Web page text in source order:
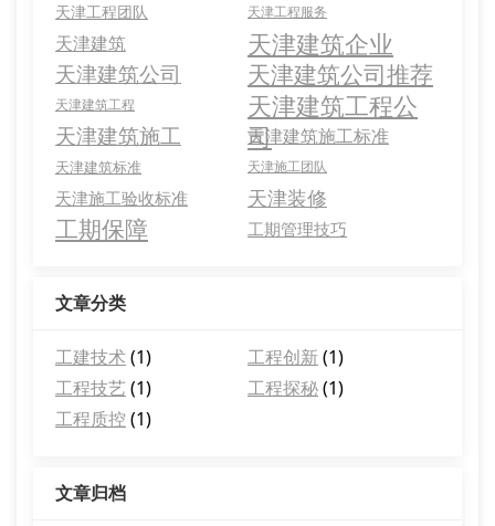
天津工程团队 天津工程服务
天津建筑 天津建筑企业
天津建筑公司 天津建筑公司推荐
天津建筑工程
天津建筑工程公
司
天津建筑施工 天津建筑施工标准
天津建筑标准 天津施工团队
天津施工验收标准 天津装修
工期保障 工期管理技巧
文章分类
工建技术(1) 工程创新(1)
工程技艺(1) 工程探秘(1)
工程质控 (1)
文章归档